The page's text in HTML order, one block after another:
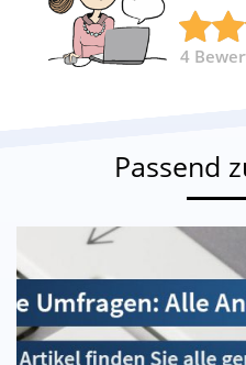
4
Passend